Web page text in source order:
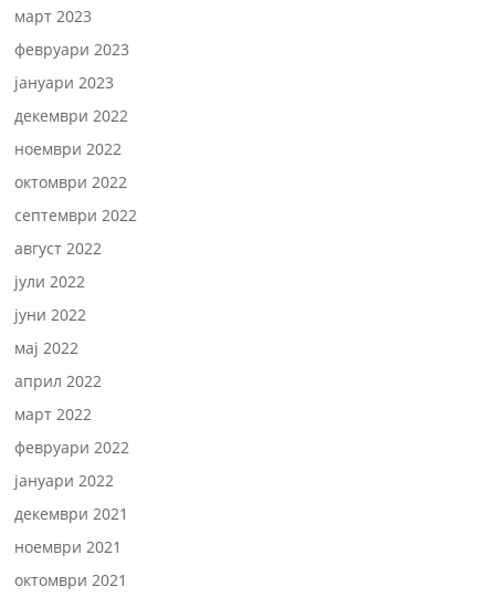
март 2023
февруари 2023
јануари 2023
декември 2022
ноември 2022
октомври 2022
септември 2022
август 2022
јули 2022
јуни 2022
мај 2022
април 2022
март 2022
февруари 2022
јануари 2022
декември 2021
ноември 2021
октомври 2021